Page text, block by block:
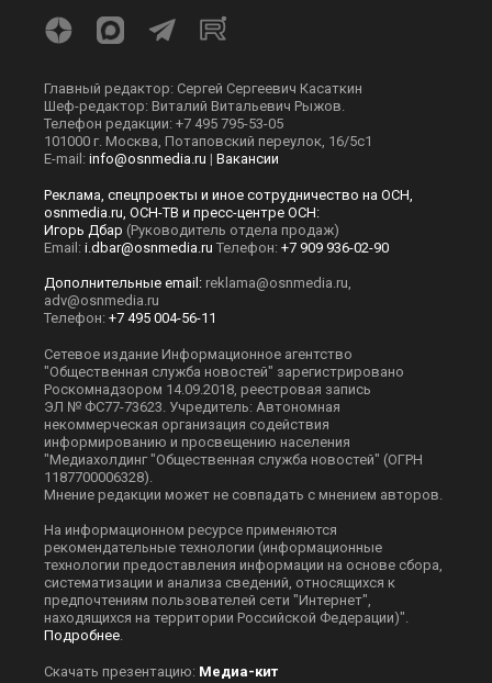
Главный редактор: Сергей Сергеевич Касаткин
Шеф-редактор: Виталий Витальевич Рыжов.
Телефон редакции: +7 495 795-53-05
101000 г. Москва, Потаповский переулок, 16/5с1
E-mail: info@osnmedia.ru | Вакансии
Реклама, спецпроекты и иное сотрудничество на ОСН,
osnmedia.ru, ОСН-ТВ и пресс-центре ОСН:
Игорь Дбар (Руководитель отдела продаж)
Email: i.dbar@osnmedia.ru Телефон: +7 909 936-02-90
Дополнительные email: reklama@osnmedia.ru
adv@osnmedia.ru
Телефон: +7 495 004-56-11
Сетевое издание Информационное агентство
"Общественная служба новостей" зарегистрировано
Роскомнадзором 14.09.2018, реестровая запись
ЭЛ № ФС77-73623. Учредитель: Автономная
некоммерческая организация содействия
информированию и просвещению населения
"Медиахолдинг "Общественная служба новостей" (ОГРН
1187700006328).
Мнение редакции может не совпадать с мнением авторов.
На информационном ресурсе применяются
рекомендательные технологии (информационные
технологии предоставления информации на основе сбора,
систематизации и анализа сведений, относящихся к
предпочтениям пользователей сети "Интернет",
находящихся на территории Российской Федерации)".
Подробнее
Скачать презентацию: Медиа-кит